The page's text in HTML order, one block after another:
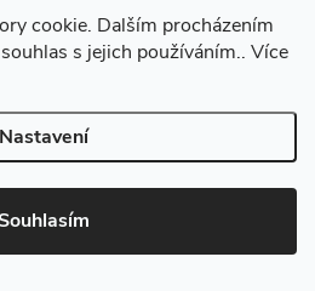
cookie. Dalším procházením
s jejich používáním.. Více
Nastavení
@
dr-nek.cz
734 246 686
Dr.NekBodyWraps
Body Wraps
@dr.nek7